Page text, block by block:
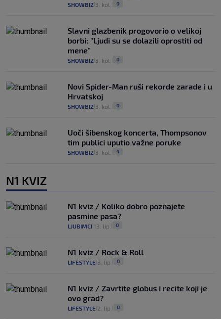
SHOWBIZ 3. kol. 0
Slavni glazbenik progovorio o velikoj
borbi: "Ljudi su se dolazili oprostiti od
mene"
SHOWBIZ 3. kol. 0
Novi Spider-Man ruši rekorde zarade i u
Hrvatskoj
SHOWBIZ 3. kol. 0
Uoči šibenskog koncerta, Thompsonov
tim publici uputio važne poruke
SHOWBIZ 3. kol. 4
N1 KVIZ
N1 kviz / Koliko dobro poznajete
pasmine pasa?
LJUBIMCI 13. lip. 0
N1 kviz / Rock & Roll
LIFESTYLE 8. lip. 0
N1 kviz / Zavrtite globus i recite koji je
ovo grad?
LIFESTYLE 2. lip. 0